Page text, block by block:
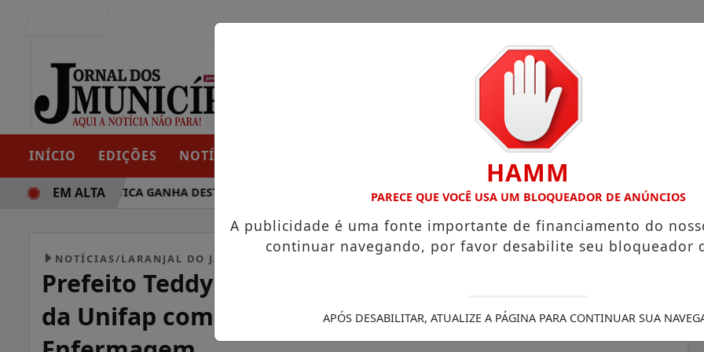
INÍCIO EDIÇÕES NOTÍCIAS
POLÍTICA GANHA DESTAQUE EM PORTO GRANDE COM ATUAÇÃO VOLTADA AO MUNICÍPIO RECEITA FEDERAL
EM ALTA
NOTÍCIAS/LARANJAL DO JARI
Prefeito Teddy Maciel celebra reabertura do campus
da Unifap com novos cursos de Direito e
HAMM
PARECE QUE VOCÊ USA UM BLOQUEADOR DE ANÚNCIOS
A publicidade é uma fonte importante de financiamento do
continuar navegando, por favor desabilite seu bloqueador
APÓS DESABILITAR, ATUALIZE A PÁGINA PARA CONTINUAR SUA